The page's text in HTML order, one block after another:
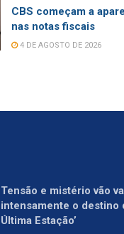
CBS começam a
nas notas fiscais
4 DE AGOSTO DE 2026
Tensão e mistério vão
intensamente o destino
Última Estação’